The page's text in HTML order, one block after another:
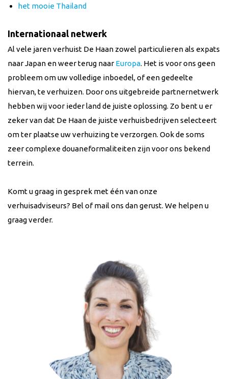
het mooie Thailand
Internationaal netwerk
Al vele jaren verhuist De Haan zowel particulieren als expats
naarJapan en weer terug naar Europa. Het is voor ons geen
probleem om uw volledige inboedel, of een gedeelte
hiervan, te verhuizen. Door ons uitgebreide partnernetwerk
hebben wij voor ieder land de juiste oplossing. Zo bent u er
zeker van dat De Haan de juiste verhuisbedrijven selecteert
om ter plaatse uw verhuizing te verzorgen. Ook de soms
zeer complexe douaneformaliteiten zijn voor ons bekend
terrein.
Komt u graag in gesprek met één van onze
verhuisadviseurs? Bel of mail ons dan gerust. We helpen u
graag verder.